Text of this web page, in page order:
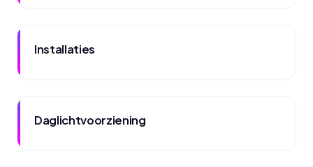
Installaties
Daglichtvoorziening